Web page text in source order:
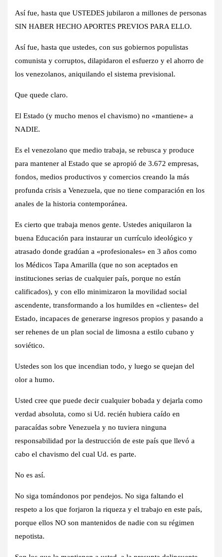
Así fue, hasta que USTEDES jubilaron a millones de personas
SIN HABER HECHO APORTES PREVIOS PARA ELLO.
Así fue, hasta que ustedes, con sus gobiernos populistas
comunista y corruptos, dilapidaron el esfuerzo y el ahorro de
los venezolanos, aniquilando el sistema previsional.
Que quede claro.
El Estado (y mucho menos el chavismo) no «mantiene» a
NADIE.
Es el venezolano que medio trabaja, se rebusca y produce
para mantener al Estado que se apropió de 3.672 empresas,
fondos, medios productivos y comercios creando la más
profunda crisis a Venezuela, que no tiene comparación en los
anales de la historia contemporánea.
Es cierto que trabaja menos gente. Ustedes aniquilaron la
buena Educación para instaurar un currículo ideológico y
atrasado donde gradúan a «profesionales» en 3 años como
los Médicos Tapa Amarilla (que no son aceptados en
instituciones serias de cualquier país, porque no están
calificados), y con ello minimizaron la movilidad social
ascendente, transformando a los humildes en «clientes» del
Estado, incapaces de generarse ingresos propios y pasando a
ser rehenes de un plan social de limosna a estilo cubano y
soviético.
Ustedes son los que incendian todo, y luego se quejan del
olor a humo.
Usted cree que puede decir cualquier bobada y dejarla como
verdad absoluta, como si Ud. recién hubiera caído en
paracaídas sobre Venezuela y no tuviera ninguna
responsabilidad por la destrucción de este país que llevó a
cabo el chavismo del cual Ud. es parte.
No es así.
No siga tomándonos por pendejos. No siga faltando el
respeto a los que forjaron la riqueza y el trabajo en este país,
porque ellos NO son mantenidos de nadie con su régimen
nepotista.